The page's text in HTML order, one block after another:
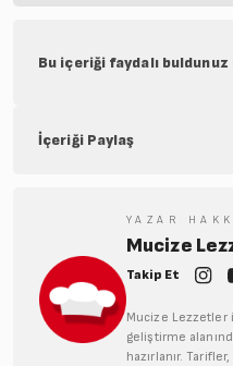
Bu içeriği faydalı buldunuz
İçeriği Paylaş
YAZAR
Mucize
Takip Et
Mucize
geliştirme
hazırlanır.